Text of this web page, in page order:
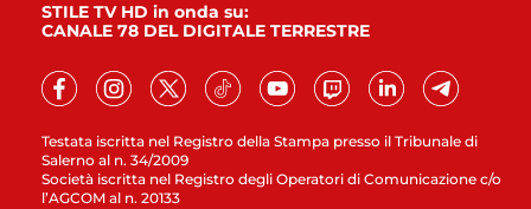
Testata iscritta nel Registro della Stampa presso il Tribunale di
Salerno al n. 34/2009
Società iscritta nel Registro degli Operatori di Comunicazione c/o
l’AGCOM al n. 20133
STILE TV HD in onda su:
CANALE 78 DEL DIGITALE TERRESTRE